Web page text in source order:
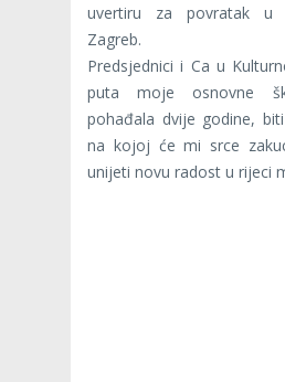
uvertiru za povratak u
Zagreb.
Predsjednici i Ca u
puta moje osnovne
pohađala dvije godine,
na kojoj će mi srce
unijeti novu radost u rijeci